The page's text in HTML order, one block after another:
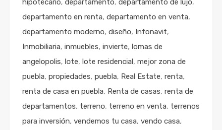
hipotecario, departamento, departamento de lujo,
departamento en renta, departamento en venta,
departamento moderno, diseño, Infonavit,
Inmobiliaria, inmuebles, invierte, lomas de
angelopolis, lote, lote residencial , mejor zona de
puebla, propiedades, puebla, Real Estate, renta,
renta de casa en puebla, Renta de casas, renta de
departamentos, terreno, terreno en venta, terrenos
para inversión, vendemos tu casa, vendo casa,